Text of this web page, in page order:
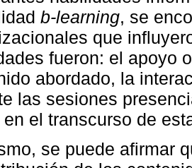
b-learning, se
que
fueron: el apoyo
abordado, la
las sesiones
el transcurso de
se puede afirmar